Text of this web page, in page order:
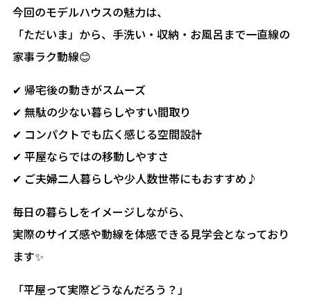
今回のモデルハウスの魅力は、
「ただいま」から、手洗い・収納・お風呂まで一直線の
家事ラク動線😊
✔ 帰宅後の動きがスムーズ
✔ 無駄の少ない暮らしやすい間取り
✔ コンパクトでも広く感じる空間設計
✔ 平屋ならではの移動しやすさ
✔ ご夫婦二人暮らしや少人数世帯にもおすすめ♪
毎日の暮らしをイメージしながら、
実際のサイズ感や動線を体感できる見学会となっており
ます✨
「平屋って実際どうなんだろう？」